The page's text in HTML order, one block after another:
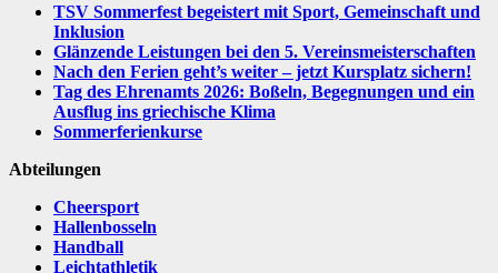
TSV Sommerfest begeistert mit Sport, Gemeinschaft und
Inklusion
Glänzende Leistungen bei den 5. Vereinsmeisterschaften
Nach den Ferien geht’s weiter – jetzt Kursplatz sichern!
Tag des Ehrenamts 2026: Boßeln, Begegnungen und ein
Ausflug ins griechische Klima
Sommerferienkurse
Abteilungen
Cheersport
Hallenbosseln
Handball
Leichtathletik